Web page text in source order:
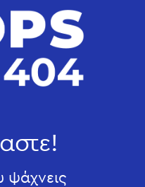
ψάχνεις